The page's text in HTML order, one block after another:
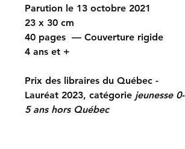
Parution le 13 octobre 2021
23 x 30 cm
40 pages — Couverture rigide
4 ans et +
Prix des libraires du Québec -
Lauréat 2023, catégorie jeunesse 0-
5 ans hors Québec